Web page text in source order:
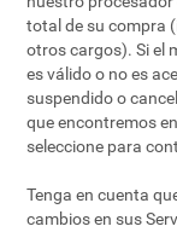
total de su compra
otros cargos). Si el
es válido o no es
suspendido o
que encontremos
seleccione para
Tenga en cuenta
cambios en sus